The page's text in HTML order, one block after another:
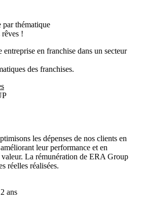
par thématique
!
en franchise dans un secteur
des franchises.
les dépenses de nos clients en
leur performance et en
valeur. La rémunération de ERA Group
réelles réalisées.
ans